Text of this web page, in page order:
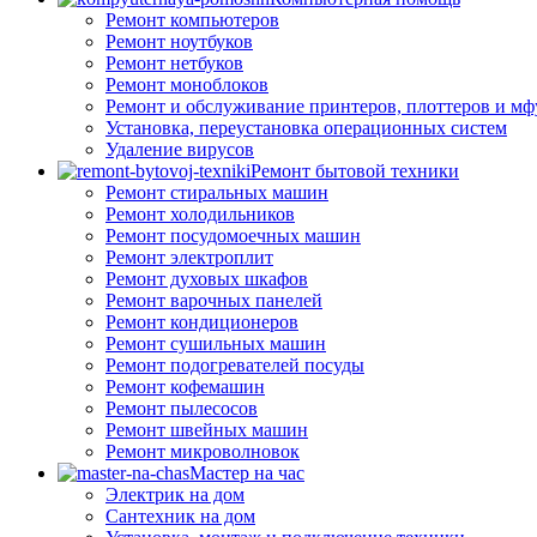
Ремонт компьютеров
Ремонт ноутбуков
Ремонт нетбуков
Ремонт моноблоков
Ремонт и обслуживание принтеров, плоттеров и
Установка, переустановка операционных систем
Удаление вирусов
Ремонт бытовой техники
Ремонт стиральных машин
Ремонт холодильников
Ремонт посудомоечных машин
Ремонт электроплит
Ремонт духовых шкафов
Ремонт варочных панелей
Ремонт кондиционеров
Ремонт сушильных машин
Ремонт подогревателей посуды
Ремонт кофемашин
Ремонт пылесосов
Ремонт швейных машин
Ремонт микроволновок
Мастер на час
Электрик на дом
Сантехник на дом